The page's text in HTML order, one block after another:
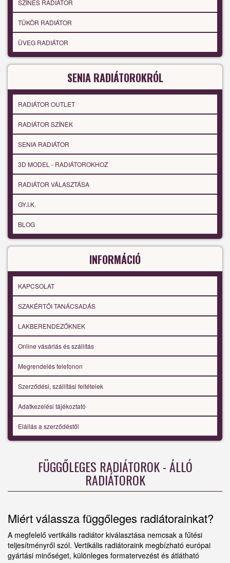
SZÍNES RADIÁTOR
TÜKÖR RADIÁTOR
ÜVEG RADIÁTOR
SENIA RADIÁTOROKRÓL
RADIÁTOR OUTLET
RADIÁTOR SZÍNEK
SENIA RADIÁTOR
3D MODEL - RADIÁTOROKHOZ
RADIÁTOR VÁLASZTÁSA
GY.I.K.
BLOG
INFORMÁCIÓ
KAPCSOLAT
SZAKÉRTŐI TANÁCSADÁS
LAKBERENDEZŐKNEK
Online vásárlás és szállítás
Megrendelés telefonon
Szerződési, szállítási feltételek
Adatkezelési tájékoztató
Elállás a szerződéstől
FÜGGŐLEGES RADIÁTOROK - ÁLLÓ
RADIÁTOROK
Miért válassza függőleges radiátorainkat?
A megfelelő vertikális radiátor kiválasztása nemcsak a fűtési
teljesítményről szól. Vertikális radiátoraink megbízható európai
gyártási minőséget, különleges formatervezést és átlátható